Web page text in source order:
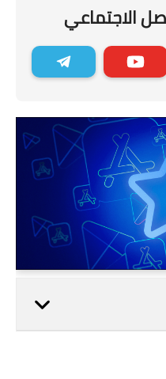
الاجتماعي